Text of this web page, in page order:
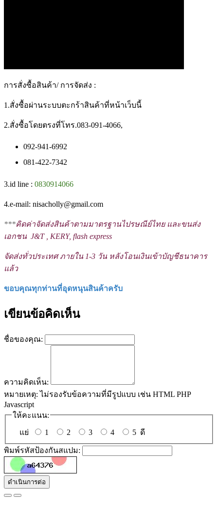
การสั่งซื้อสินค้า/ การจัดส่ง :
1.สั่งซื้อผ่านระบบตะกร้าสินค้าที่หน้าเว็บนี้
2.สั่งซื้อโดยตรงที่โทร.083-091-4066,
092-941-6992
081-422-7342
3.id line : 0830914066
4.e-mail: nisacholly@gmail.com
***คิดค่าจัดส่งสินค้าตามมาตรฐานไปรษณีย์ไทย และขนส่ง
เอกชน J&T , KERY, flash express
จัดส่งทั่วประเทศ ภายใน 1-3 วัน หลังโอนเงินเข้าบัญชีธนาคาร
แล้ว
ขอบคุณทุกท่านที่อุดหนุนสินค้าครับ
เขียนข้อคิดเห็น
ชื่อของคุณ:
ความคิดเห็น:
หมายเหตุ: ไม่รองรับข้อความที่มีรูปแบบ เช่น HTML PHP
Javascript
ให้คะแนน:
แย่ 1 2 3 4 5 ดี
พิมพ์รหัสป้องกันสแปม:
ดำเนินการต่อ